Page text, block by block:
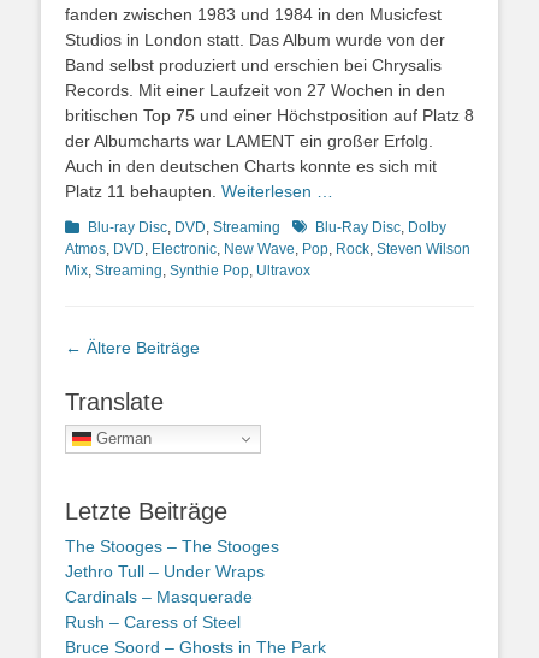
fanden zwischen 1983 und 1984 in den Musicfest
Studios in London statt. Das Album wurde von der
Band selbst produziert und erschien bei Chrysalis
Records. Mit einer Laufzeit von 27 Wochen in den
britischen Top 75 und einer Höchstposition auf Platz 8
der Albumcharts war LAMENT ein großer Erfolg.
Auch in den deutschen Charts konnte es sich mit
Platz 11 behaupten. Weiterlesen …
Kategorien
Blu-ray Disc DVD Streaming Schlagworte
Blu-Ray Disc Dolby
Atmos DVD Electronic New Wave Pop Rock Steven Wilson
Mix Streaming Synthie Pop Ultravox
Beitragsnavigation
← Ältere Beiträge
Translate
German
Letzte Beiträge
The Stooges – The Stooges
Jethro Tull – Under Wraps
Cardinals – Masquerade
Rush – Caress of Steel
Bruce Soord – Ghosts in The Park